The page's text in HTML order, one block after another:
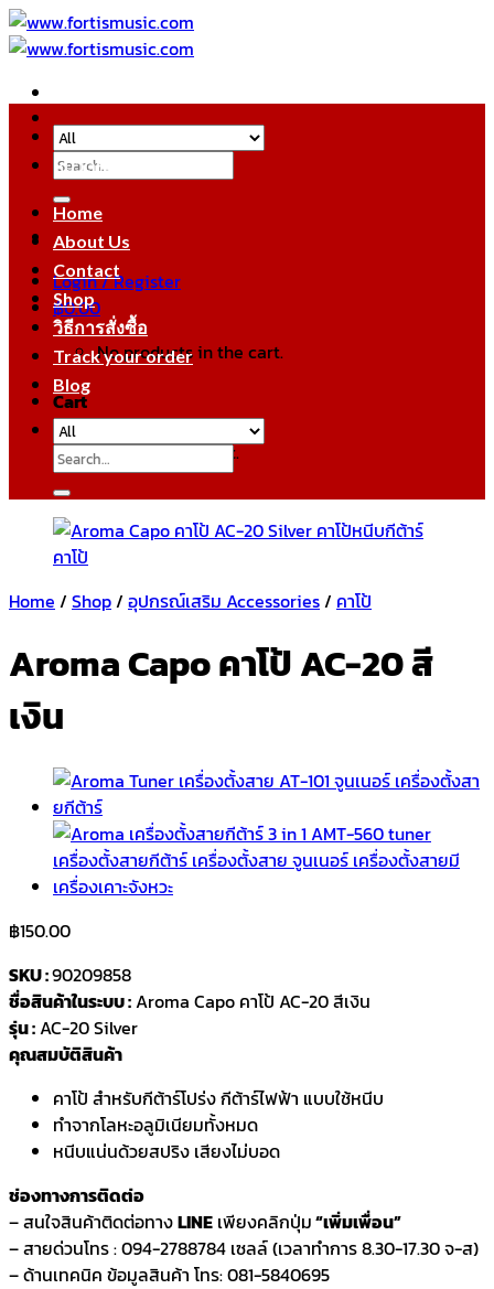
Skip
to
Search
for:
Login / Register
฿0.00
No products in the cart.
Cart
No products in the cart.
หมวดหมู่สินค้า
Home
About Us
Contact
Shop
วิธีการสั่งซื้อ
Track your order
Blog
Search
for:
Home / Shop/ อุปกรณ์เสริม Accessories/ คาโป้
Aroma Capo คาโป้ AC-20 สี
เงิน
฿150.00
SKU :90209858
ชื่อสินค้าในระบบ :Aroma Capo คาโป้ AC-20 สีเงิน
รุ่น :AC-20 Silver
คุณสมบัติสินค้า
คาโป้ สำหรับกีต้าร์โปร่ง กีต้าร์ไฟฟ้า แบบใช้หนีบ
ทำจากโลหะอลูมิเนียมทั้งหมด
หนีบแน่นด้วยสปริง เสียงไม่บอด
ช่องทางการติดต่อ
– สนใจสินค้าติดต่อทางLINE เพียงคลิกปุ่ม“เพิ่มเพื่อน”
– สายด่วนโทร : 094-2788784 เซลล์ (เวลาทำการ 8.30-17.30 จ-ส)
– ด้านเทคนิค ข้อมูลสินค้า โทร: 081-5840695